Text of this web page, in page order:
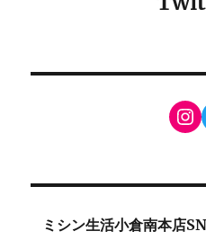
ミシン生活小倉南本店